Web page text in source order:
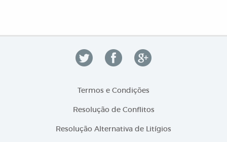
Termos e Condições
Resolução de Conflitos
Resolução Alternativa de Litígios